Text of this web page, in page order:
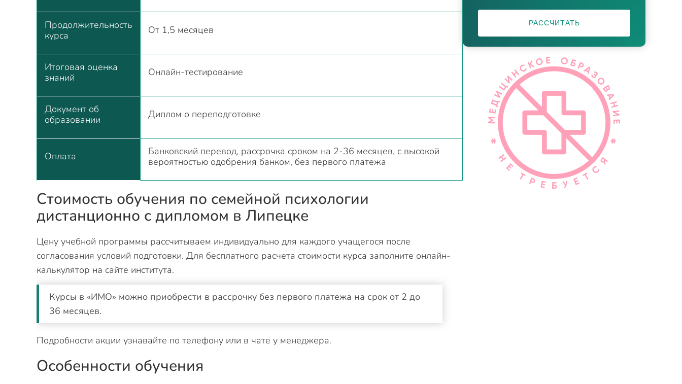
РАССЧИТАТЬ
Продолжительность
курса
От 1,5 месяцев
Итоговая оценка
знаний
Онлайн-тестирование
Документ об
образовании
Диплом о переподготовке
Оплата
Банковский перевод, рассрочка сроком на 2-36 месяцев, с высокой
вероятностью одобрения банком, без первого платежа
Стоимость обучения по семейной психологии
дистанционно с дипломом в Липецке
Цену учебной программы рассчитываем индивидуально для каждого учащегося после
согласования условий подготовки. Для бесплатного расчета стоимости курса заполните онлайн-
калькулятор на сайте института.
Курсы в «ИМО» можно приобрести в рассрочку без первого платежа на срок от 2 до
36 месяцев.
Подробности акции узнавайте по телефону или в чате у менеджера.
Особенности обучения